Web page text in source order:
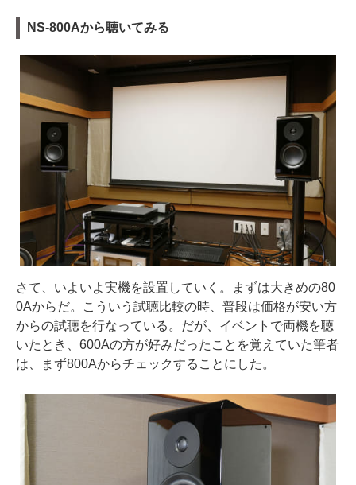
NS-800Aから聴いてみる
さて、いよいよ実機を設置していく。まずは大きめの80
0Aからだ。こういう試聴比較の時、普段は価格が安い方
からの試聴を行なっている。だが、イベントで両機を聴
いたとき、600Aの方が好みだったことを覚えていた筆者
は、まず800Aからチェックすることにした。